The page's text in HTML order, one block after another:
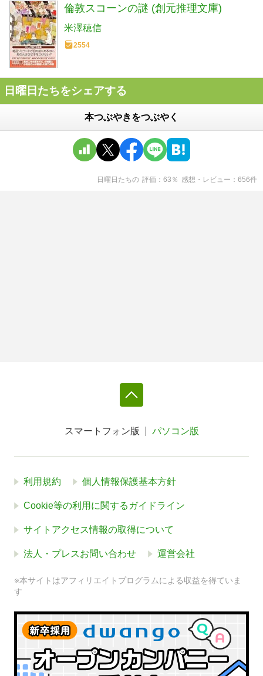
倫敦スコーンの謎 (創元推理文庫)
米澤穂信
2554
日曜日たちをシェアする
本つぶやきをつぶやく
日曜日たちの 評価 63 ％ 感想・レビュー 656件
スマートフォン版 パソコン版
利用規約 個人情報保護基本方針
Cookie等の利用に関するガイドライン
サイトアクセス情報の取得について
法人・プレスお問い合わせ 運営会社
※本サイトはアフィリエイトプログラムによる収益を得ていま
す